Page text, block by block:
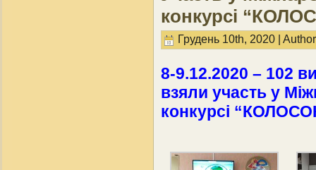
конкурсі
Грудень 10th, 2020 |
8-9.12.2020 – 102
взяли участь у
конкурсі